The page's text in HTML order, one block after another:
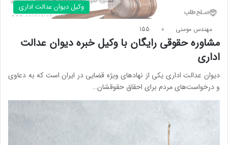
وکیل دیوان عدالت اداری
مهندس مومنی 0
155
مشاوره حقوقی رایگان با وکیل خبره دیوان عدالت
اداری
دیوان عدالت اداری یکی از نهادهای ویژه قضایی در ایران است که به دعاوی
و درخواست‌های مردم برای احقاق حقوقشان…